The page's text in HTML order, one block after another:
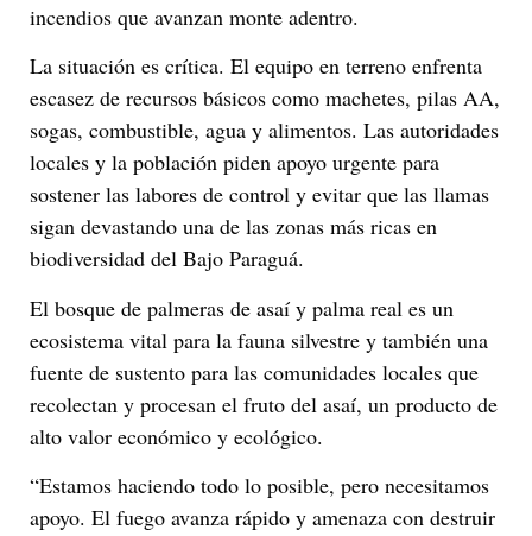
incendios que avanzan monte adentro.
La situación es crítica. El equipo en terreno enfrenta
escasez de recursos básicos como machetes, pilas AA,
sogas, combustible, agua y alimentos. Las autoridades
locales y la población piden apoyo urgente para
sostener las labores de control y evitar que las llamas
sigan devastando una de las zonas más ricas en
biodiversidad del Bajo Paraguá.
El bosque de palmeras de asaí y palma real es un
ecosistema vital para la fauna silvestre y también una
fuente de sustento para las comunidades locales que
recolectan y procesan el fruto del asaí, un producto de
alto valor económico y ecológico.
“Estamos haciendo todo lo posible, pero necesitamos
apoyo. El fuego avanza rápido y amenaza con destruir